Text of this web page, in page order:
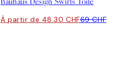
À partir de 48.30 CHF69 CHF